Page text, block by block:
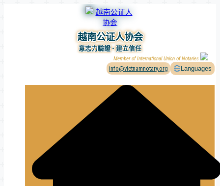
越南公证人协会
意志力驗證 - 建立信任
Member of International Union of Notaries
info@vietnamnotary.org Languages